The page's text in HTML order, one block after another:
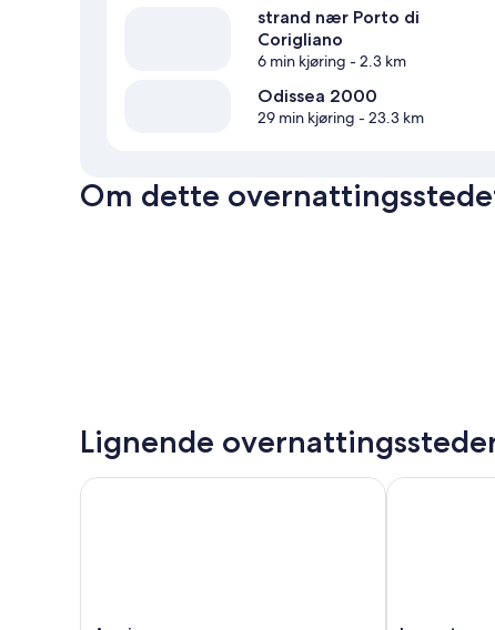
strand nær Porto di
Corigliano
6 min kjøring - 2.3 km
Odissea 2000
29 min kjøring - 23.3 km
Om dette
Lignende
Apeiron Levante